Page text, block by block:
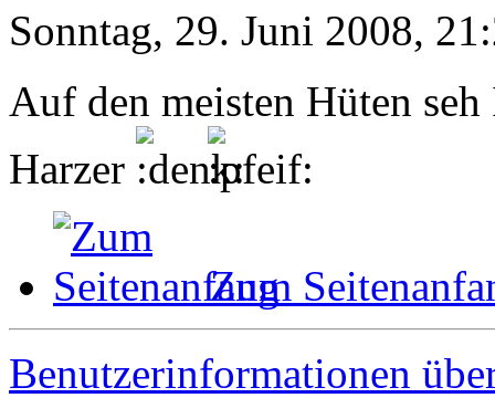
Sonntag, 29. Juni 2008,
Auf den meisten Hüten seh
Harzer
Zum
Benutzerinformationen